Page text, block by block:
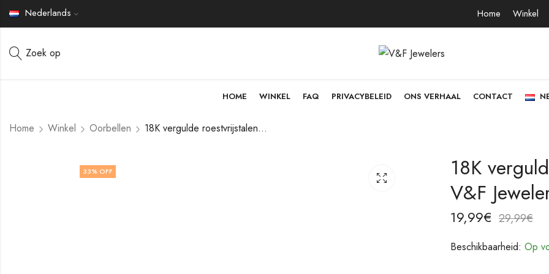
Nederlands Home Winkel
Zoek op
HOME WINKEL FAQ PRIVACYBELEID ONS VERHAAL CONTACT
Home Winkel Oorbellen 18K vergulde roestvrijstalen oorbellen van V&F Jewelers
33% OFF
18K
V&F
19,99€ 29,99€
Beschikbaarheid: Op